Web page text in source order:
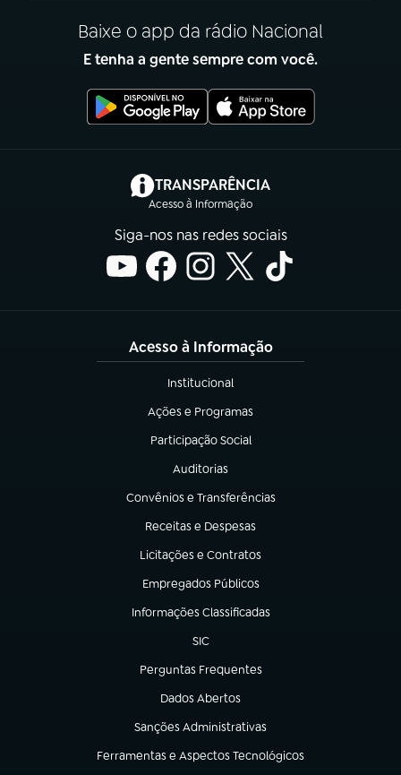
Baixe o app da rádio Nacional
E tenha a gente sempre com você.
TRANSPARÊNCIA
Acesso à Informação
(abre em nova aba)
Siga-nos nas redes sociais
Acesso à Informação
Institucional
(abre em nova aba)
Ações e Programas
(abre em nova aba)
Participação Social
(abre em nova aba)
Auditorias
(abre em nova aba)
Convênios e Transferências
(abre em nova aba)
Receitas e Despesas
(abre em nova aba)
Licitações e Contratos
(abre em nova aba)
Empregados Públicos
(abre em nova aba)
Informações Classificadas
(abre em nova aba)
SIC
(abre em nova aba)
Perguntas Frequentes
(abre em nova aba)
Dados Abertos
(abre em nova aba)
Sanções Administrativas
(abre em nova aba)
Ferramentas e Aspectos Tecnológicos
(abre em nova aba)